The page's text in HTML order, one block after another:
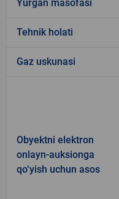
Yurgan masofasi
Tehnik holati
Gaz uskunasi
Obyektni elektron
onlayn-auksionga
qo‘yish uchun asos